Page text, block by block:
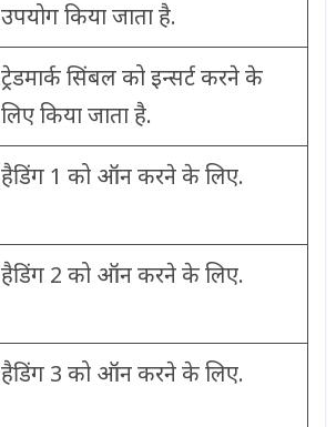
उपयोग किया जाता है.
ट्रेडमार्क सिंबल को इन्सर्ट करने के
लिए किया जाता है.
हैडिंग 1 को ऑन करने के लिए.
हैडिंग 2 को ऑन करने के लिए.
हैडिंग 3 को ऑन करने के लिए.